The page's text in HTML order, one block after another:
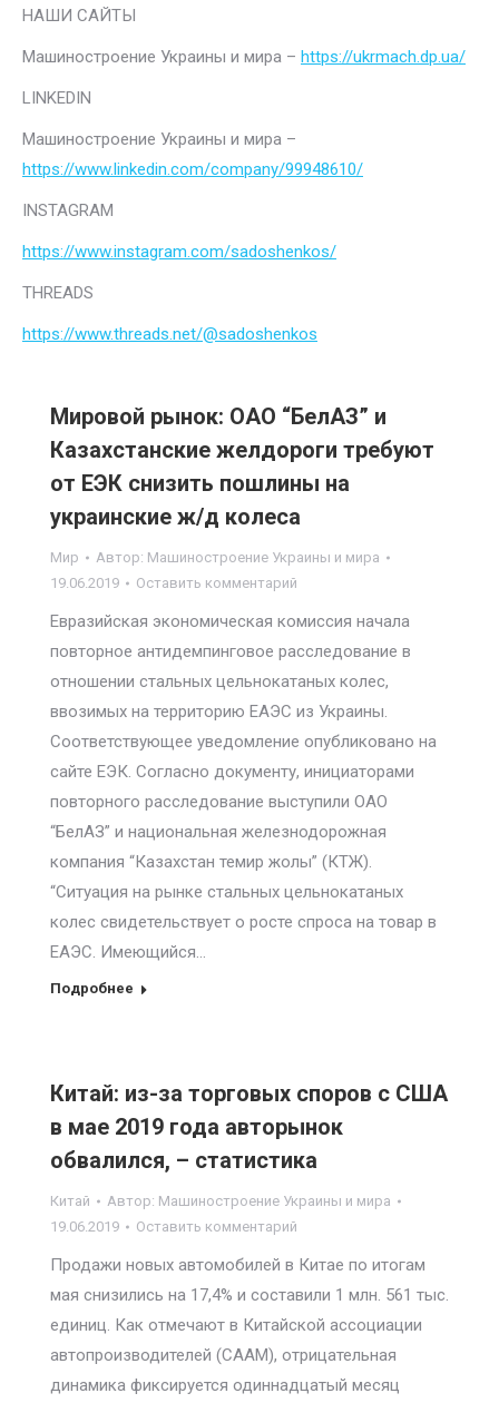
НАШИ САЙТЫ
Машиностроение Украины и мира – https://ukrmach.dp.ua/
LINKEDIN
Машиностроение Украины и мира –
https://www.linkedin.com/company/99948610/
INSTAGRAM
https://www.instagram.com/sadoshenkos/
THREADS
https://www.threads.net/@sadoshenkos
Мировой рынок: ОАО “БелАЗ” и
Казахстанские желдороги требуют
от ЕЭК снизить пошлины на
украинские ж/д колеса
Мир Автор: Машиностроение Украины и мира
19.06.2019
Оставить комментарий
Евразийская экономическая комиссия начала
повторное антидемпинговое расследование в
отношении стальных цельнокатаных колес,
ввозимых на территорию ЕАЭС из Украины.
Соответствующее уведомление опубликовано на
сайте ЕЭК. Согласно документу, инициаторами
повторного расследование выступили ОАО
“БелАЗ” и национальная железнодорожная
компания “Казахстан темир жолы” (КТЖ).
“Ситуация на рынке стальных цельнокатаных
колес свидетельствует о росте спроса на товар в
ЕАЭС. Имеющийся…
Подробнее
Китай: из-за торговых споров с США
в мае 2019 года авторынок
обвалился, – статистика
Китай Автор: Машиностроение Украины и мира
19.06.2019
Оставить комментарий
Продажи новых автомобилей в Китае по итогам
мая снизились на 17,4% и составили 1 млн. 561 тыс.
единиц. Как отмечают в Китайской ассоциации
автопроизводителей (СААМ), отрицательная
динамика фиксируется одиннадцатый месяц